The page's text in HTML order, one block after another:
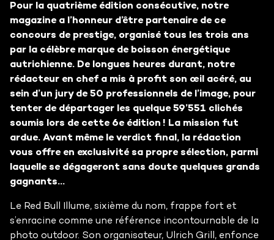
Pour la quatrième édition consécutive, notre
magazine a l’honneur d’être partenaire de ce
concours de prestige, organisé tous les trois ans
par la célèbre marque de boisson énergétique
autrichienne. De longues heures durant, notre
rédacteur en chef a mis à profit son œil acéré, au
sein d’un jury de 50 professionnels de l’image, pour
tenter de départager les quelque 59’551 clichés
soumis lors de cette 6e édition ! La mission fut
ardue. Avant même le verdict final, la rédaction
vous offre en exclusivité sa propre sélection, parmi
laquelle se dégageront sans doute quelques grands
gagnants…
Le Red Bull Illume, sixième du nom, frappe fort et
s’enracine comme une référence incontournable de la
photo outdoor. Son organisateur, Ulrich Grill, enfonce